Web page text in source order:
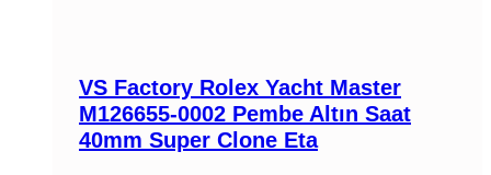
VS Factory Rolex Yacht Master
M126655-0002 Pembe Altın Saat
40mm Super Clone Eta